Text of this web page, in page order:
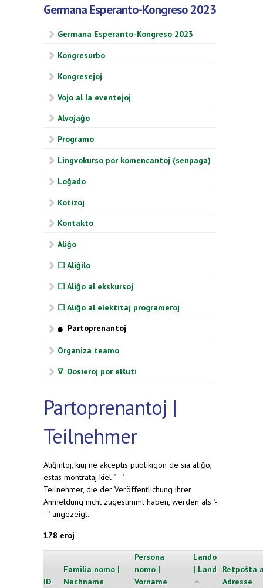
Germana Esperanto-Kongreso 2023
Germana Esperanto-Kongreso 2023
Kongresurbo
Kongresejoj
Vojo al la eventejoj
Alvojaĝo
Programo
Lingvokurso por komencantoj (senpaga)
Loĝado
Kotizoj
Kontakto
Aliĝo
☐ Aliĝilo
☐ Aliĝo al ekskursoj
☐ Aliĝo al elektitaj programeroj
⬤ Partoprenantoj
Organiza teamo
∇ Dosieroj por elŝuti
Partoprenantoj |
Teilnehmer
Aliĝintoj, kiuj ne akceptis publikigon de sia aliĝo,
estas montrataj kiel "---".
Teilnehmer, die der Veröffentlichung ihrer
Anmeldung nicht zugestimmt haben, werden als "-
--" angezeigt.
178 eroj
ID
Familia nomo |
Nachname
Persona
nomo |
Vorname
Lando
| Land
Retpoŝta
Adresse